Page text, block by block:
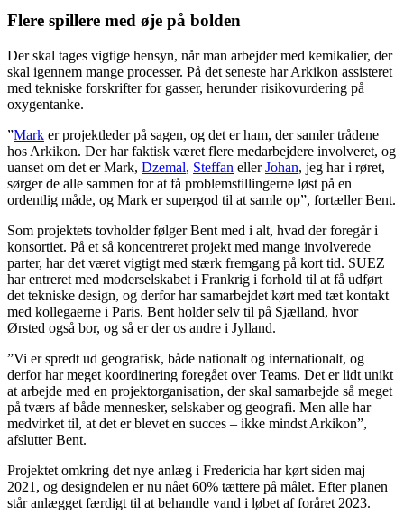
Flere spillere med øje på bolden
Der skal tages vigtige hensyn, når man arbejder med kemikalier, der
skal igennem mange processer. På det seneste har Arkikon assisteret
med tekniske forskrifter for gasser, herunder risikovurdering på
oxygentanke.
”Mark er projektleder på sagen, og det er ham, der samler trådene
hos Arkikon. Der har faktisk været flere medarbejdere involveret, og
uanset om det er Mark, Dzemal, Steffan ellerJohan, jeg har i røret,
sørger de alle sammen for at få problemstillingerne løst på en
ordentlig måde, og Mark er supergod til at samle op”, fortæller Bent.
Som projektets tovholder følger Bent med i alt, hvad der foregår i
konsortiet. På et så koncentreret projekt med mange involverede
parter, har det været vigtigt med stærk fremgang på kort tid. SUEZ
har entreret med moderselskabet i Frankrig i forhold til at få udført
det tekniske design, og derfor har samarbejdet kørt med tæt kontakt
med kollegaerne i Paris. Bent holder selv til på Sjælland, hvor
Ørsted også bor, og så er der os andre i Jylland.
”Vi er spredt ud geografisk, både nationalt og internationalt, og
derfor har meget koordinering foregået over Teams. Det er lidt unikt
at arbejde med en projektorganisation, der skal samarbejde så meget
på tværs af både mennesker, selskaber og geografi. Men alle har
medvirket til, at det er blevet en succes – ikke mindst Arkikon”,
afslutter Bent.
Projektet omkring det nye anlæg i Fredericia har kørt siden maj
2021, og designdelen er nu nået 60% tættere på målet. Efter planen
står anlægget færdigt til at behandle vand i løbet af foråret 2023.